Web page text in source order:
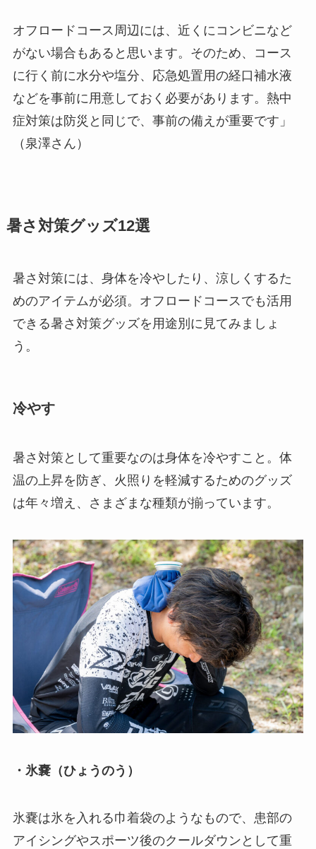
オフロードコース周辺には、近くにコンビニなど
がない場合もあると思います。そのため、コース
に行く前に水分や塩分、応急処置用の経口補水液
などを事前に用意しておく必要があります。熱中
症対策は防災と同じで、事前の備えが重要です」
（泉澤さん）
暑さ対策グッズ12選
暑さ対策には、身体を冷やしたり、涼しくするた
めのアイテムが必須。オフロードコースでも活用
できる暑さ対策グッズを用途別に見てみましょ
う。
冷やす
暑さ対策として重要なのは身体を冷やすこと。体
温の上昇を防ぎ、火照りを軽減するためのグッズ
は年々増え、さまざまな種類が揃っています。
・氷嚢（ひょうのう）
氷嚢は氷を入れる巾着袋のようなもので、患部の
アイシングやスポーツ後のクールダウンとして重